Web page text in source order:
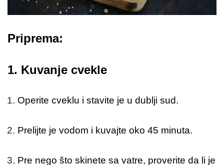
Priprema:
1. Kuvanje cvekle
Operite cveklu i stavite je u dublji sud.
Prelijte je vodom i kuvajte oko 45 minuta.
Pre nego što skinete sa vatre, proverite da li je